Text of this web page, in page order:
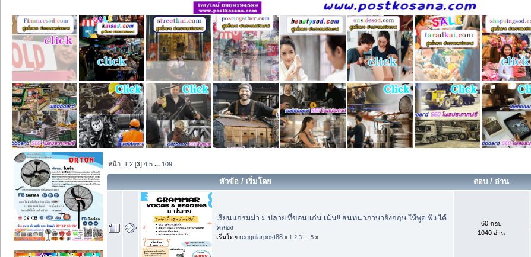
หน้า: 1 2 [3]4 5 ... 109
หัวข้อ / เริ่มโดย ตอบ/ อ่าน
เรียนแกรมม่า ม.ปลาย ที่ขอนแก่น เน้น!! สนทนาภาษาอังกฤษ ให้พูด ฟัง ได้
คล่อง
เริ่มโดย reggularpost88 « 1 2 3 5 »
60 ตอบ
1040 อ่าน